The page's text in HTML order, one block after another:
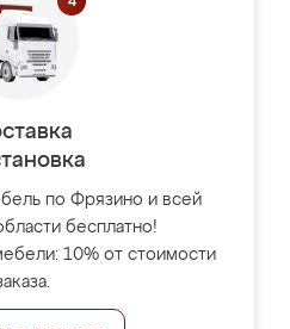
по Фрязино и всей
бесплатно!
10% от стоимости